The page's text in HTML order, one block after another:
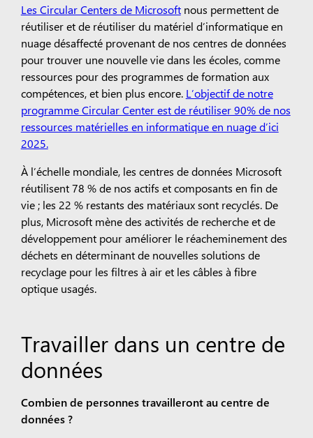
Les Circular Centers de Microsoftnous permettent de
réutiliser et de réutiliser du matériel d’informatique en
nuage désaffecté provenant de nos centres de données
pour trouver une nouvelle vie dans les écoles, comme
ressources pour des programmes de formation aux
compétences, et bien plus encore. L’objectif de notre
programme Circular Center est de réutiliser 90% de nos
ressources matérielles en informatique en nuage d’ici
2025.
À l’échelle mondiale, les centres de données Microsoft
réutilisent 78 % de nos actifs et composants en fin de
vie ; les 22 % restants des matériaux sont recyclés. De
plus, Microsoft mène des activités de recherche et de
développement pour améliorer le réacheminement des
déchets en déterminant de nouvelles solutions de
recyclage pour les filtres à air et les câbles à fibre
optique usagés.
Travailler dans un centre de
données
Combien de personnes travailleront au centre de
données ?